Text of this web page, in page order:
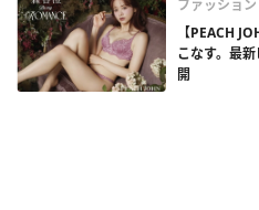
ファッション
【PEACH
こなす。最
開